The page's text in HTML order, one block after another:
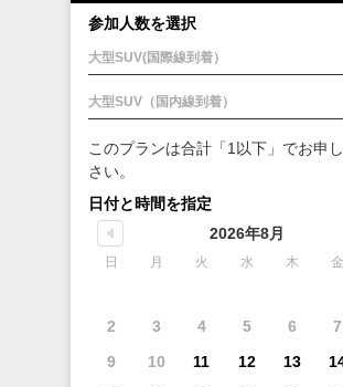
参加人数を選択
大型SUV(国際線到着）
大型SUV（国内線到着）
このプランは合計「1以下」でお申
さい。
日付と時間を指定
2026年8月
日 月 火 水 木 金
2
3 4 5 6 7
9
10 11 12 13